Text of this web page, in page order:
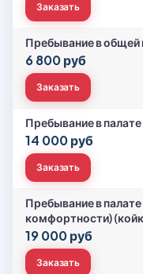
Заказать
Пребывание в общей
6 800 руб
Заказать
Пребывание в
14 000 руб
Заказать
Пребывание в
комфортности)
19 000 руб
Заказать